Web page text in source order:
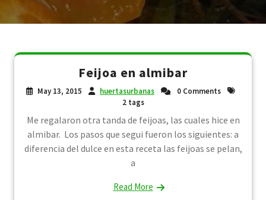
Feijoa en almibar
May 13, 2015 huertasurbanas
0 Comments
2 tags
Me regalaron otra tanda de feijoas, las cuales hice en
almibar. Los pasos que segui fueron los siguientes: a
diferencia del dulce en esta receta las feijoas se pelan,
a
Read More